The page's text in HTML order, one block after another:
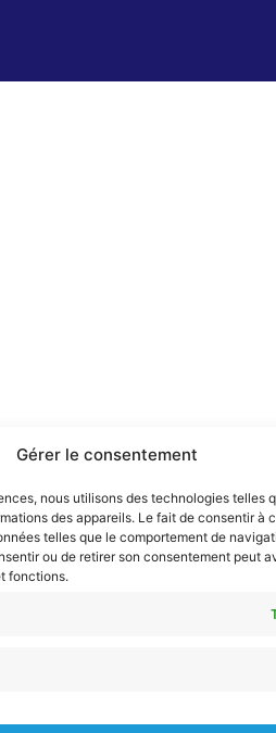
Gérer le consentement
nous utilisons des technologies telles
des appareils. Le fait de consentir à
telles que le comportement de
ou de retirer son consentement peut
fonctions.